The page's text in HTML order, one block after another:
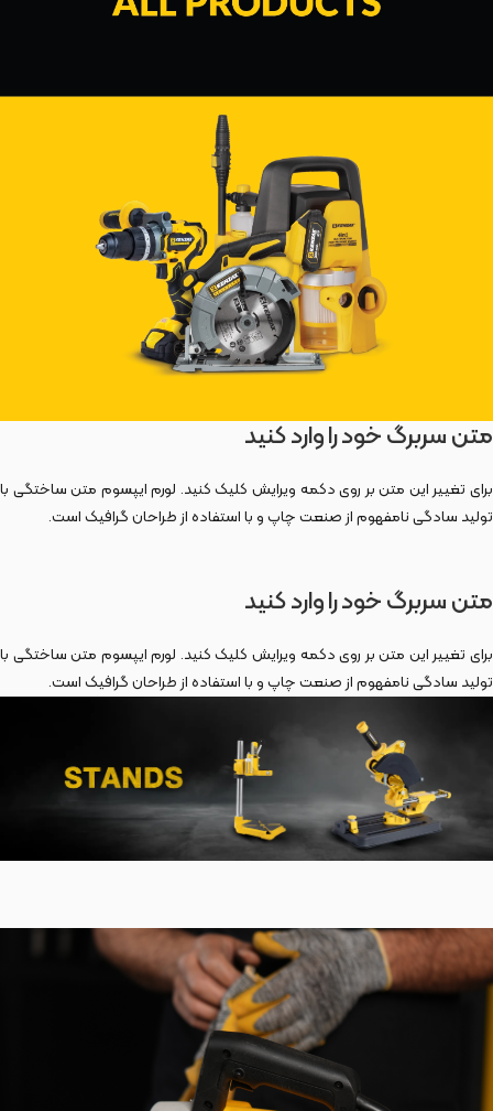
متن سربرگ خود را وارد کنید
برای تغییر این متن بر روی دکمه ویرایش کلیک کنید. لورم ایپسوم متن ساختگی با
تولید سادگی نامفهوم از صنعت چاپ و با استفاده از طراحان گرافیک است.
متن سربرگ خود را وارد کنید
برای تغییر این متن بر روی دکمه ویرایش کلیک کنید. لورم ایپسوم متن ساختگی با
تولید سادگی نامفهوم از صنعت چاپ و با استفاده از طراحان گرافیک است.